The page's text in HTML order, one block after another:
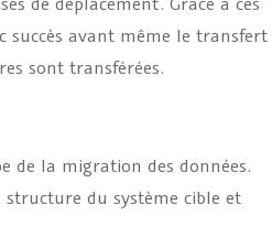
succès avant même le transfert
sont transférées.
de la migration des données.
structure du système cible et